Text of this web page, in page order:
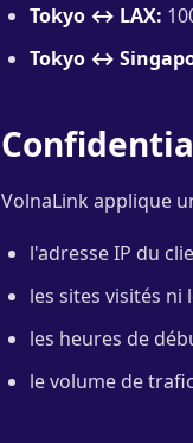
Tokyo ↔ LAX:
Tokyo ↔
VolnaLink applique
l'adresse IP du
les sites visités ni
les heures de
le volume de